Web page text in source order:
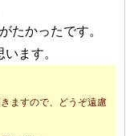
たかったです。
ます。
ますので、どうぞ遠慮